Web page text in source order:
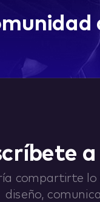
compartirte lo
diseño,